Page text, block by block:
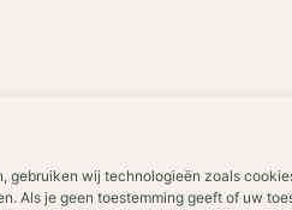
gebruiken wij technologieën zoals
Als je geen toestemming geeft of uw